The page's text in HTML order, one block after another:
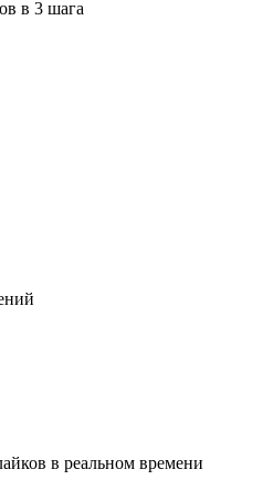
в 3 шага
в реальном времени